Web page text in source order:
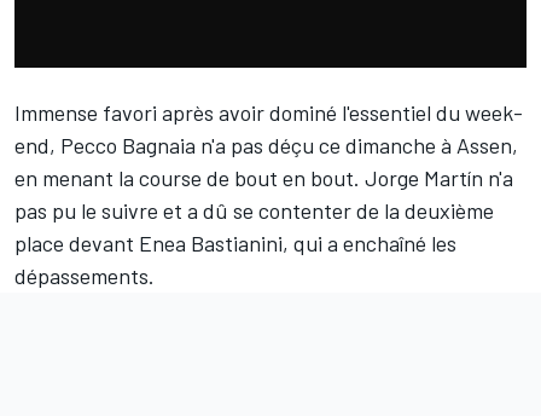
Immense favori après avoir dominé l'essentiel du week-
end, Pecco Bagnaia n'a pas déçu ce dimanche à Assen,
en menant la course de bout en bout. Jorge Martín n'a
pas pu le suivre et a dû se contenter de la deuxième
place devant Enea Bastianini, qui a enchaîné les
dépassements.